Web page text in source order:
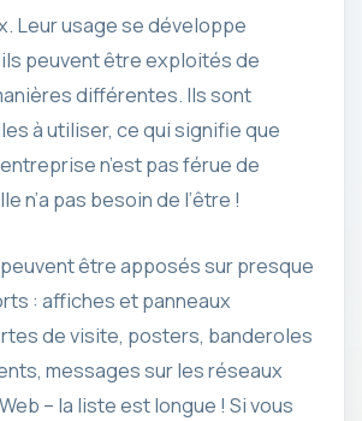
Leur usage se développe
peuvent être exploités de
différentes. Ils sont
à utiliser, ce qui signifie que
n’est pas férue de
n’a pas besoin de l’être !
être apposés sur presque
: affiches et panneaux
de visite, posters, banderoles
messages sur les réseaux
– la liste est longue ! Si vous